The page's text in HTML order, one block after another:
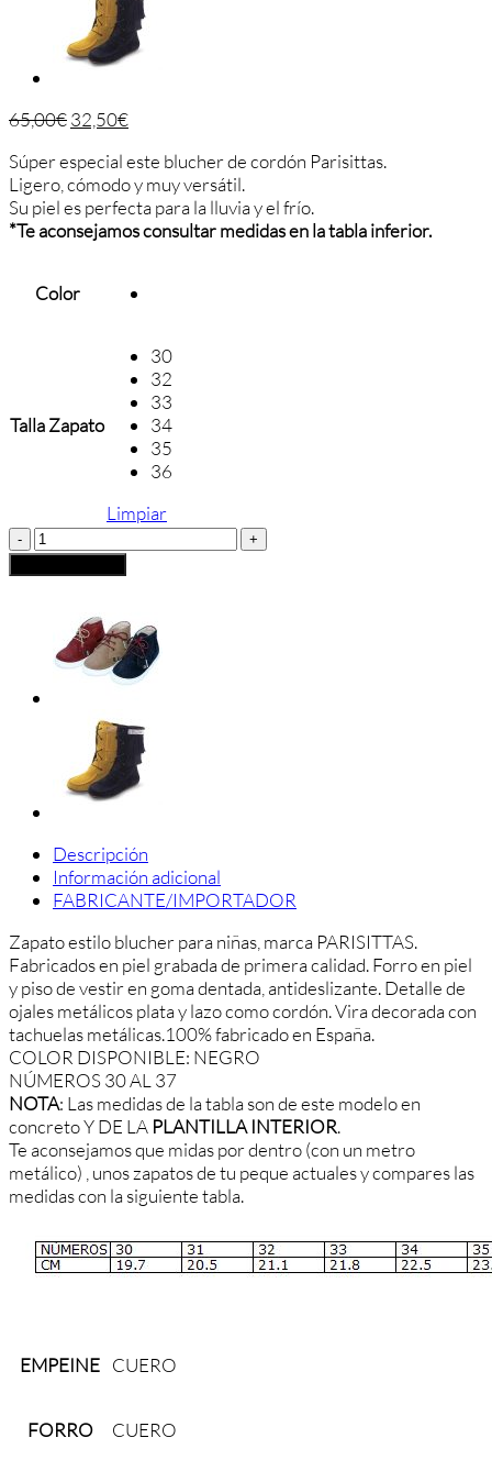
65,00€32,50€
Súper especial este blucher de cordón Parisittas.
Ligero, cómodo y muy versátil.
Su piel es perfecta para la lluvia y el frío.
*Te aconsejamos consultar medidas en la tabla inferior.
Color
Talla Zapato
30
32
33
34
35
36
Limpiar
BLUCHER
PARISITTAS
TACHUELAS
Descripción
Información adicional
FABRICANTE/IMPORTADOR
Zapato estilo blucher para niñas, marca PARISITTAS.
Fabricados en piel grabada de primera calidad. Forro en piel
y piso de vestir en goma dentada, antideslizante. Detalle de
ojales metálicos plata y lazo como cordón. Vira decorada con
tachuelas metálicas.100% fabricado en España.
COLOR DISPONIBLE: NEGRO
NÚMEROS 30 AL 37
NOTA: Las medidas de la tabla son de este modelo en
concreto Y DE LA PLANTILLA INTERIOR.
Te aconsejamos que midas por dentro (con un metro
metálico) , unos zapatos de tu peque actuales y compares las
medidas con la siguiente tabla.
EMPEINE CUERO
FORRO CUERO